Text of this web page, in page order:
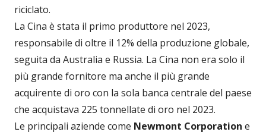
riciclato.
La Cina è stata il primo produttore nel 2023,
responsabile di oltre il 12% della produzione globale,
seguita da Australia e Russia. La Cina non era solo il
più grande fornitore ma anche il più grande
acquirente di oro con la sola banca centrale del paese
che acquistava 225 tonnellate di oro nel 2023.
Le principali aziende come Newmont Corporation e